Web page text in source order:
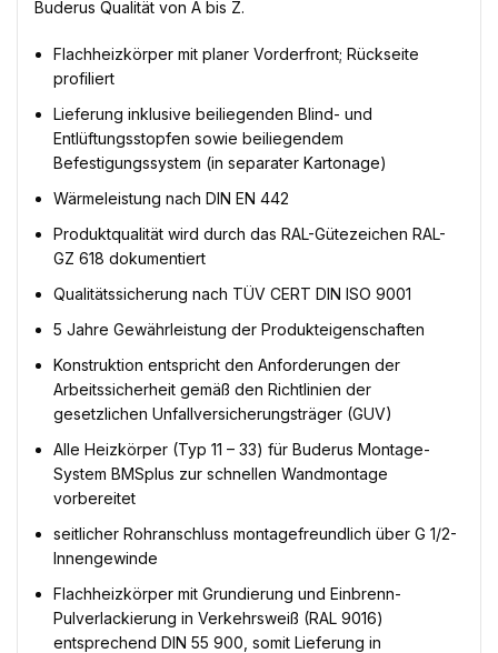
Buderus Qualität von A bis Z.
Flachheizkörper mit planer Vorderfront; Rückseite
profiliert
Lieferung inklusive beiliegenden Blind- und
Entlüftungsstopfen sowie beiliegendem
Befestigungssystem (in separater Kartonage)
Wärmeleistung nach DIN EN 442
Produktqualität wird durch das RAL-Gütezeichen RAL-
GZ 618 dokumentiert
Qualitätssicherung nach TÜV CERT DIN ISO 9001
5 Jahre Gewährleistung der Produkteigenschaften
Konstruktion entspricht den Anforderungen der
Arbeitssicherheit gemäß den Richtlinien der
gesetzlichen Unfallversicherungsträger (GUV)
Alle Heizkörper (Typ 11 – 33) für Buderus Montage-
System BMSplus zur schnellen Wandmontage
vorbereitet
seitlicher Rohranschluss montagefreundlich über G 1/2-
Innengewinde
Flachheizkörper mit Grundierung und Einbrenn-
Pulverlackierung in Verkehrsweiß (RAL 9016)
entsprechend DIN 55 900, somit Lieferung in